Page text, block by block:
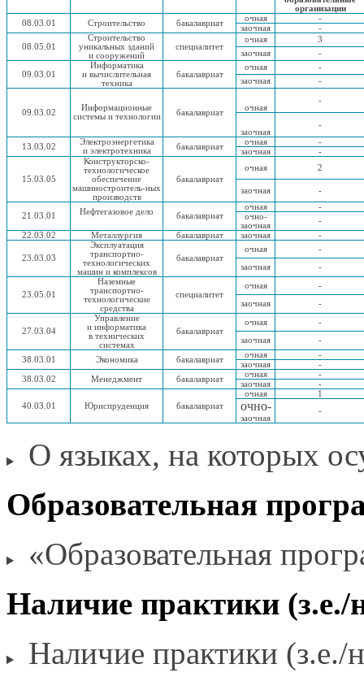
организации
08.03.01
Строительство бакалавриат
очная
-
заочная
-
08.05.01
Строительство
уникальных зданий
и сооружений
специалитет
очная
3
заочная
-
09.03.01
Информатика
и вычислительная
техника
бакалавриат
очная
-
заочная
-
09.03.02
Информационные
системы и технологии бакалавриат
очная
-
заочная
-
13.03.02
Электроэнергетика
и электротехника
бакалавриат
очная
-
заочная
-
15.03.05
Конструкторско-
технологическое
обеспечение
машиностроитель-ных
производств
бакалавриат
очная 2
заочная -
21.03.01 Нефтегазовое дело бакалавриат
очная
-
очно-
заочная
-
22.03.02
Металлургия бакалавриат заочная -
23.03.03
Эксплуатация
транспортно-
технологических
машин и комплексов
бакалавриат
очная
-
заочная
-
23.05.01
Наземные
транспортно-
технологические
средства
специалитет
очная
-
заочная
-
27.03.04
Управление
и информатика
в технических
системах
бакалавриат
очная
-
заочная
-
38.03.01 Экономика бакалавриат
очная
-
заочная
-
38.03.02
Менеджмент бакалавриат
очная
-
заочная
-
40.03.01 Юриспруденция бакалавриат
очная 1
очно-
заочная
-
О языках, на которых
Образовательная
«Образовательная
Наличие практики (з.е./
Наличие практики (з.е./